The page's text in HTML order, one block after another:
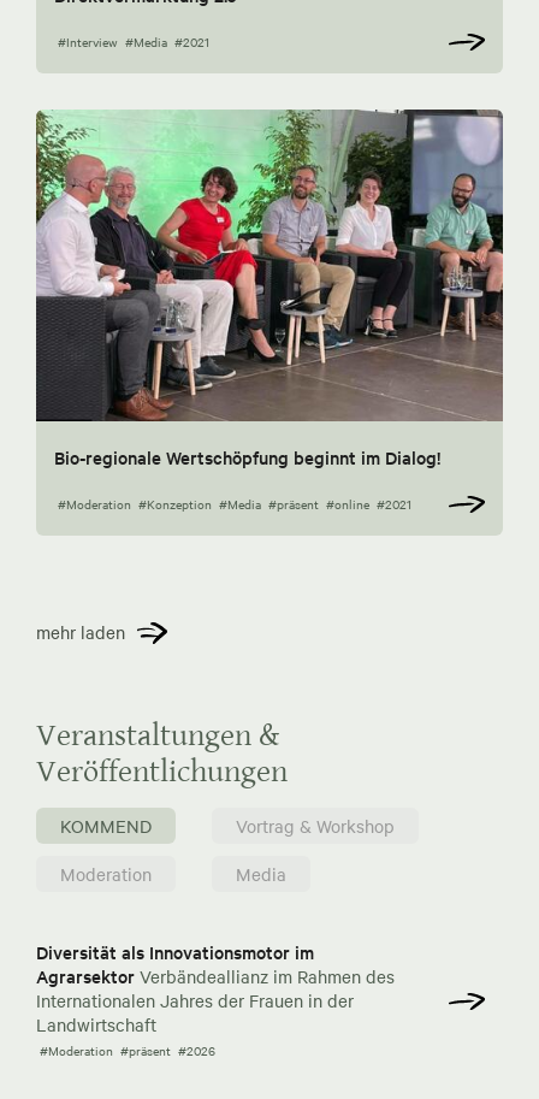
#Interview #Media #2021
Bio-regionale Wertschöpfung beginnt im Dialog!
#Moderation #Konzeption #Media #präsent #online #2021
mehr laden
Veranstaltungen &
Veröffentlichungen
KOMMEND
Vortrag & Workshop
Moderation
Media
Diversität als Innovationsmotor im
Agrarsektor Verbändeallianz im Rahmen des
Internationalen Jahres der Frauen in der
Landwirtschaft
#Moderation #präsent #2026